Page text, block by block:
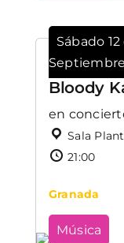
Sábado 12
Septiembre
Bloody
en
Sala
21:00
Granada
Música